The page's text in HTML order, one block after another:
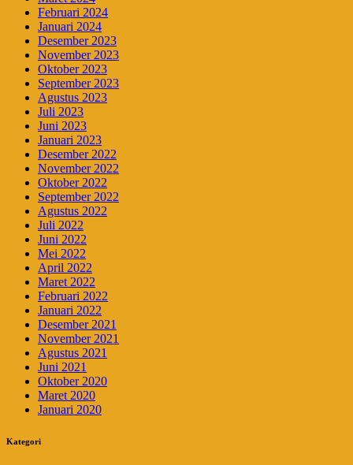
Februari 2024
Januari 2024
Desember 2023
November 2023
Oktober 2023
September 2023
Agustus 2023
Juli 2023
Juni 2023
Januari 2023
Desember 2022
November 2022
Oktober 2022
September 2022
Agustus 2022
Juli 2022
Juni 2022
Mei 2022
April 2022
Maret 2022
Februari 2022
Januari 2022
Desember 2021
November 2021
Agustus 2021
Juni 2021
Oktober 2020
Maret 2020
Januari 2020
Kategori